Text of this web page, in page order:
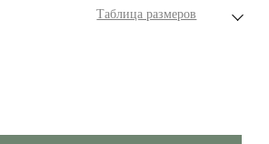
Таблица размеров